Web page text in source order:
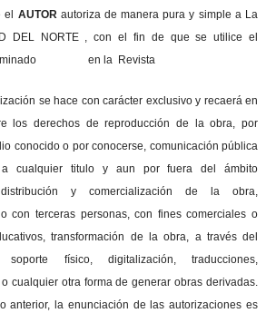
el AUTOR autoriza de manera pura y simple a La
DEL NORTE , con el fin de que se utilice el
en la Revista
se hace con carácter exclusivo y recaerá en
los derechos de reproducción de la obra, por
conocido o por conocerse, comunicación pública
cualquier titulo y aun por fuera del ámbito
distribución y comercialización de la obra,
con terceras personas, con fines comerciales o
transformación de la obra, a través del
físico, digitalización, traducciones,
cualquier otra forma de generar obras derivadas.
anterior, la enunciación de las autorizaciones es